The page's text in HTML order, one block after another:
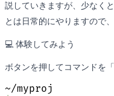
説していきますが、少なく
とは日常的にやりますので
💻 体験してみよう
ボタンを押してコマンドを
~/myproj